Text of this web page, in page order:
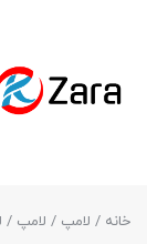
خانه / لامپ / لامپ /